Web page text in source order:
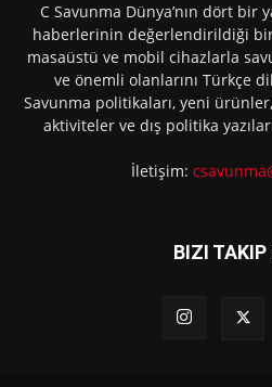
C Savunma Dünya’nın dört bir
haberlerinin değerlendirildiği
masaüstü ve mobil cihazlarla
ve önemli olanlarını Türkçe
Savunma politikaları, yeni
aktiviteler ve dış politika
İletişim:
BIZI TAKIP